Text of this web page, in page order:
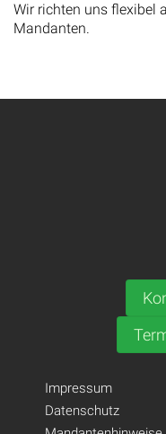
Wir richten uns flexibel
Mandanten.
Impressum
Datenschutz